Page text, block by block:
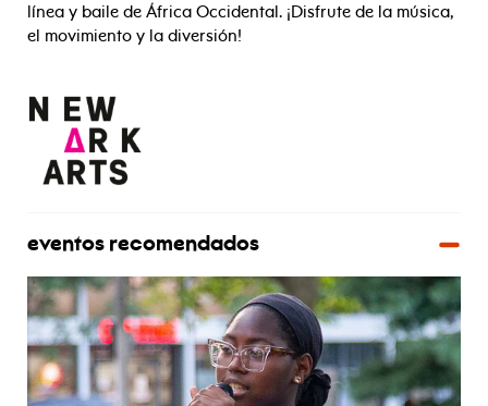
línea y baile de África Occidental. ¡Disfrute de la música,
el movimiento y la diversión!
eventos recomendados